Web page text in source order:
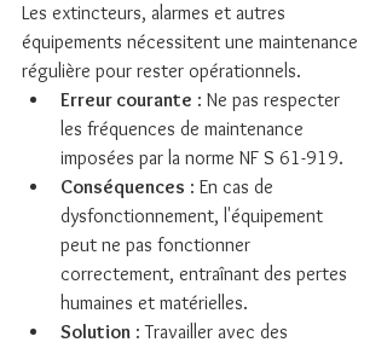
Les extincteurs, alarmes et autres
équipements nécessitent une maintenance
régulière pour rester opérationnels.
Erreur courante : Ne pas respecter
les fréquences de maintenance
imposées par la norme NF S 61-919.
Conséquences : En cas de
dysfonctionnement, l'équipement
peut ne pas fonctionner
correctement, entraînant des pertes
humaines et matérielles.
Solution : Travailler avec des